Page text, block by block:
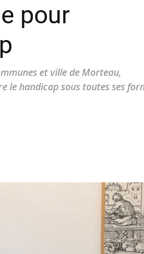
pour
et ville de Morteau,
le handicap sous toutes ses